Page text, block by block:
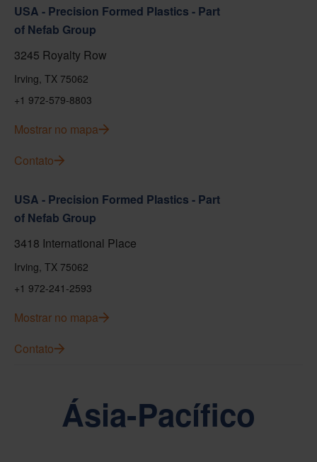
USA - Precision Formed Plastics - Part
of Nefab Group
3245 Royalty Row
Irving, TX 75062
+1 972-579-8803
Mostrar no mapa
Contato
USA - Precision Formed Plastics - Part
of Nefab Group
3418 International Place
Irving, TX 75062
+1 972-241-2593
Mostrar no mapa
Contato
Ásia-Pacífico